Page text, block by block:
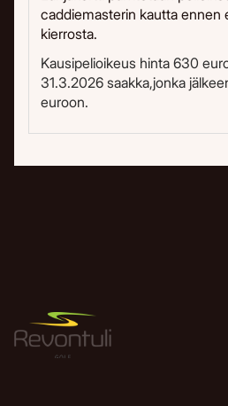
caddiemasterin kautta ennen
kierrosta.
Kausipelioikeus hinta 630
31.3.2026 saakka,jonka
euroon.